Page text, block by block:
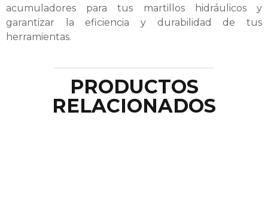
acumuladores para tus martillos hidráulicos y
garantizar la eficiencia y durabilidad de tus
herramientas.
PRODUCTOS
RELACIONADOS